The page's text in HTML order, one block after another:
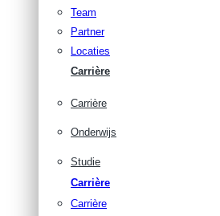
Team
Partner
Locaties
Carrière
Carrière
Onderwijs
Studie
Carrière
Carrière